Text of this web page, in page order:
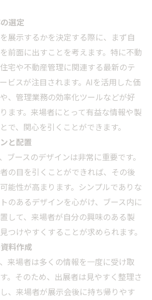
選定
展示するかを決定する際に、まず自
前面に出すことを考えます。特に不動
宅や不動産管理に関連する最新のテ
ビスが注目されます。AIを活用した価
、管理業務の効率化ツールなどが好
ます。来場者にとって有益な情報や製
で、関心を引くことができます。
と配置
ブースのデザインは非常に重要です。
の目を引くことができれば、その後
能性が高まります。シンプルでありな
のあるデザインを心がけ、ブース内に
して、来場者が自分の興味のある製
つけやすくすることが求められます。
料作成
来場者は多くの情報を一度に受け取
。そのため、出展者は見やすく整理さ
、来場者が展示会後に持ち帰りやす